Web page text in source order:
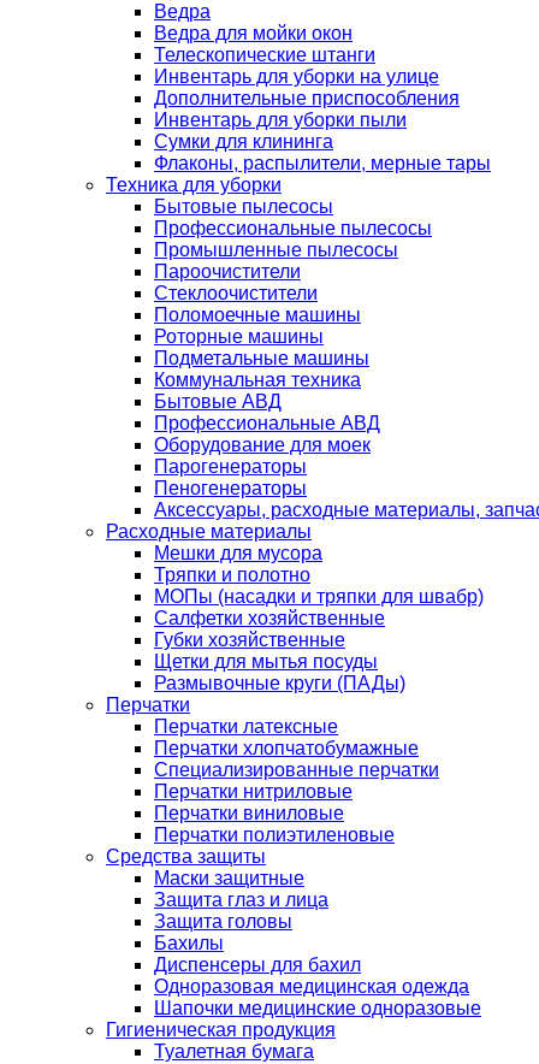
Ведра
Ведра для мойки окон
Телескопические штанги
Инвентарь для уборки на улице
Дополнительные приспособления
Инвентарь для уборки пыли
Сумки для клининга
Флаконы, распылители, мерные тары
Техника для уборки
Бытовые пылесосы
Профессиональные пылесосы
Промышленные пылесосы
Пароочистители
Стеклоочистители
Поломоечные машины
Роторные машины
Подметальные машины
Коммунальная техника
Бытовые АВД
Профессиональные АВД
Оборудование для моек
Парогенераторы
Пеногенераторы
Аксессуары, расходные материалы,
Расходные материалы
Мешки для мусора
Тряпки и полотно
МОПы (насадки и тряпки для швабр)
Салфетки хозяйственные
Губки хозяйственные
Щетки для мытья посуды
Размывочные круги (ПАДы)
Перчатки
Перчатки латексные
Перчатки хлопчатобумажные
Специализированные перчатки
Перчатки нитриловые
Перчатки виниловые
Перчатки полиэтиленовые
Средства защиты
Маски защитные
Защита глаз и лица
Защита головы
Бахилы
Диспенсеры для бахил
Одноразовая медицинская одежда
Шапочки медицинские одноразовые
Гигиеническая продукция
Туалетная бумага